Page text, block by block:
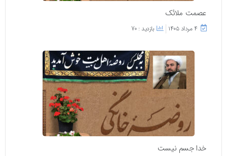
عصمت ملائک
۴ مرداد ۱۴۰۵ بازدید : 70
خدا جسم نیست